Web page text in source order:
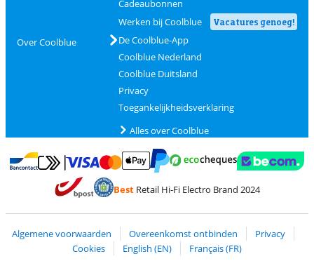
Over Coolblue
Cadeaubonnen
Werken bij Coolblue
Vacatures genoeg!
De Coolblue-App
Coolblue Nederland
Coolblue Duitsland
Privacy
Toegankelijkheidsverklaring
Alles over Coolblue
Betalen met Bancontact
Betalen met MasterCard en Visa via ClickToPay
BestRetail Hi-Fi Electro Brand 2024
Algemene voorwaarden Overeenkomst ontbinden
Privacy
Cookies
English (EN)
Français (FR)